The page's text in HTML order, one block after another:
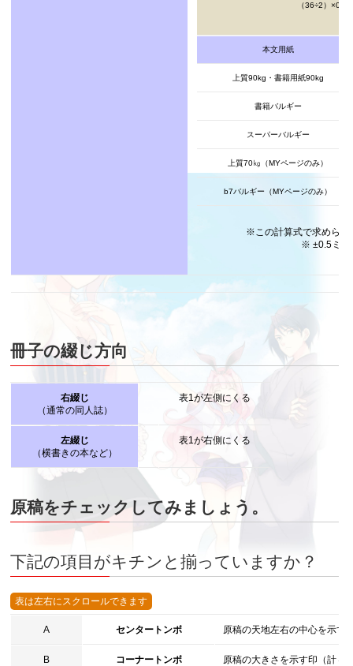
（36÷2）
本文用紙
上質90kg・書籍用紙90kg
書籍バルギー
スーパーバルギー
上質70㎏（MYページのみ）
b7バルギー（MYページのみ）
※この計算式で求められ
※ ±0.5ミリ
冊子の綴じ方向
右綴じ
（通常の同人誌）
表1が左側にくる
左綴じ
（横書きの本など）
表1が右側にくる
原稿をチェックしてみましょう。
下記の項目がキチンと揃っていますか？
A センタートンボ 原稿の天地左右の中心を示す
B コーナートンボ 原稿の大きさを示す印（計４